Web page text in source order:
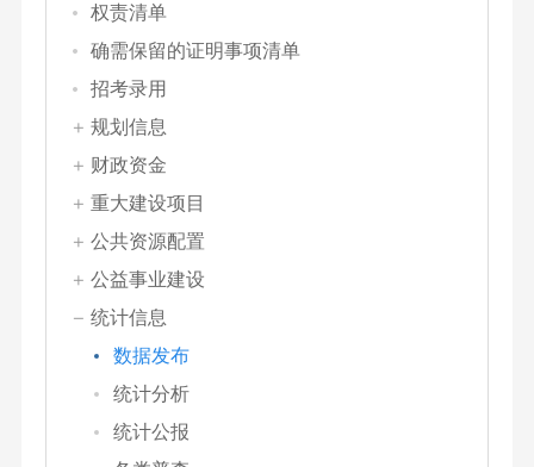
权责清单
确需保留的证明事项清单
招考录用
规划信息
财政资金
重大建设项目
公共资源配置
公益事业建设
统计信息
数据发布
统计分析
统计公报